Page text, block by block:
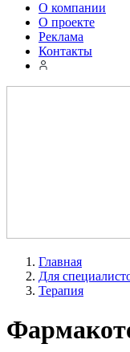
О компании
О проекте
Реклама
Контакты
Главная
Для
Терапия